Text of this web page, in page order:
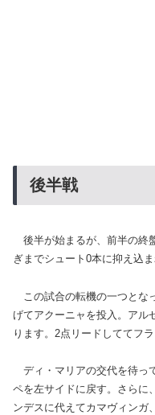
後半戦
後半が始まるが、前半の終
ぎまでシュート0本に抑え込ま
この試合の転機の一つとな
げてアクーニャを投入。アル
ります。2点リードしててフ
ディ・マリアの交代を待っ
ペを左サイドに戻す。さらに
ンデスに代えてカマヴィンガ